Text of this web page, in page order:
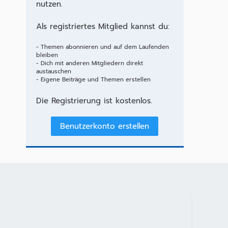
nutzen.
Als registriertes Mitglied kannst du:
- Themen abonnieren und auf dem Laufenden
bleiben
- Dich mit anderen Mitgliedern direkt
austauschen
- Eigene Beiträge und Themen erstellen
Die Registrierung ist kostenlos.
Benutzerkonto erstellen